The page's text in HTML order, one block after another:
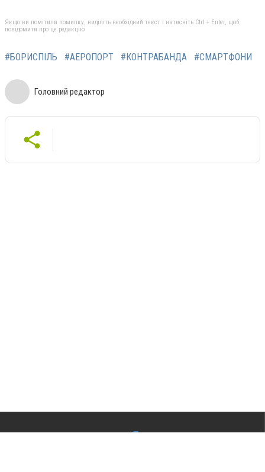
Якщо ви помітили помилку, виділіть необхідний текст і натисніть Ctrl + Enter, щоб
повідомити про це редакцію
#БОРИСПІЛЬ #АЕРОПОРТ #КОНТРАБАНДА #СМАРТФОНИ
Головний редактор